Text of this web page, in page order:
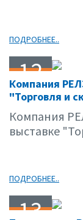
ПОДРОБНЕЕ..
12
03.01
Компания
"Торговля и
Компания
выставке
ПОДРОБНЕЕ..
13